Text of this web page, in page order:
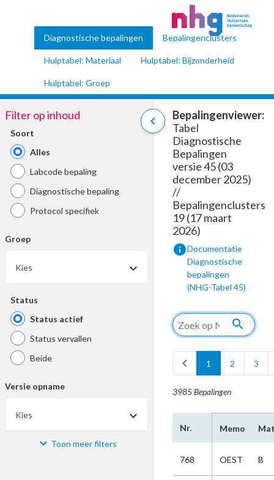
Diagnostische bepalingen Bepalingenclusters
Hulptabel: Materiaal Hulptabel: Bijzonderheid
Hulptabel: Groep
chevron_left
Filter op inhoud
Soort
Alles
Labcode bepaling
Diagnostische bepaling
Protocol specifiek
Groep
Kies
Status
Status actief
Status vervallen
Beide
Versie opname
Kies
Materiaal Toon meer filters
Bepalingenviewer:
Tabel
Diagnostische
Bepalingen
versie 45 (03
december 2025)
//
Bepalingenclusters
19 (17 maart
2026)
infoDocumentatie
Diagnostische
bepalingen
(NHG-Tabel 45)
search
chevron_left 1 2 3
3985 Bepalingen
Nr. Memo
768 OEST B